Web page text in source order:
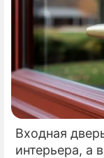
Входная
интерьера, а